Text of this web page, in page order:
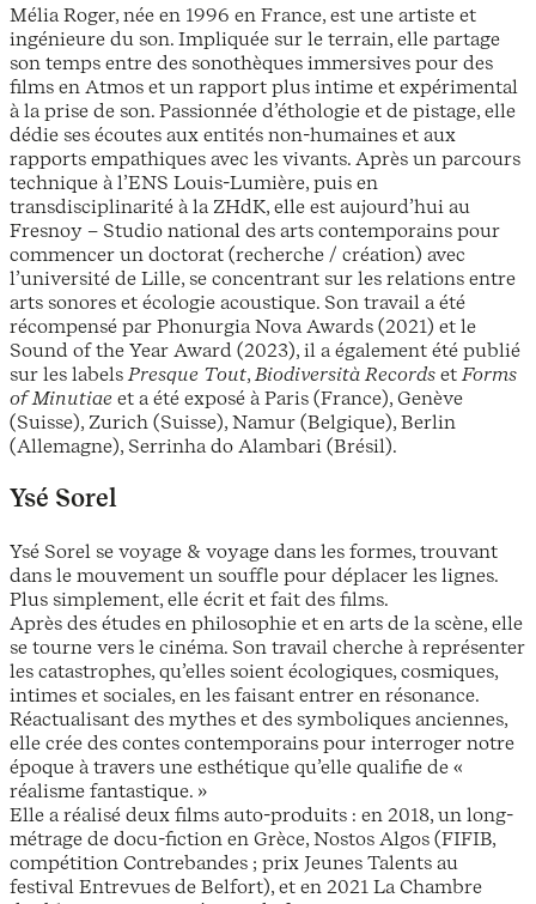
Mélia Roger, née en 1996 en France, est une artiste et
ingénieure du son. Impliquée sur le terrain, elle partage
son temps entre des sonothèques immersives pour des
films en Atmos et un rapport plus intime et expérimental
à la prise de son. Passionnée d’éthologie et de pistage, elle
dédie ses écoutes aux entités non-humaines et aux
rapports empathiques avec les vivants. Après un parcours
technique à l’ENS Louis-Lumière, puis en
transdisciplinarité à la ZHdK, elle est aujourd’hui au
Fresnoy – Studio national des arts contemporains pour
commencer un doctorat (recherche / création) avec
l’université de Lille, se concentrant sur les relations entre
arts sonores et écologie acoustique. Son travail a été
récompensé par Phonurgia Nova Awards (2021) et le
Sound of the Year Award (2023), il a également été publié
sur les labels Presque Tout, Biodiversità Records et Forms
of Minutiae et a été exposé à Paris (France), Genève
(Suisse), Zurich (Suisse), Namur (Belgique), Berlin
(Allemagne), Serrinha do Alambari (Brésil).
Ysé Sorel
Ysé Sorel se voyage & voyage dans les formes, trouvant
dans le mouvement un souffle pour déplacer les lignes.
Plus simplement, elle écrit et fait des films.
Après des études en philosophie et en arts de la scène, elle
se tourne vers le cinéma. Son travail cherche à représenter
les catastrophes, qu’elles soient écologiques, cosmiques,
intimes et sociales, en les faisant entrer en résonance.
Réactualisant des mythes et des symboliques anciennes,
elle crée des contes contemporains pour interroger notre
époque à travers une esthétique qu’elle qualifie de «
réalisme fantastique. »
Elle a réalisé deux films auto-produits : en 2018, un long-
métrage de docu-fiction en Grèce, Nostos Algos (FIFIB,
compétition Contrebandes ; prix Jeunes Talents au
festival Entrevues de Belfort), et en 2021 La Chambre